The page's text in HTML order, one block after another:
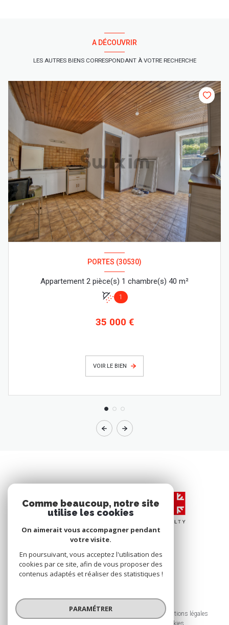
A DÉCOUVRIR
LES AUTRES BIENS CORRESPONDANT À VOTRE RECHERCHE
PORTES (30530)
Appartement 2 pièce(s) 1 chambre(s) 40 m²
1
35 000 €
VOIR LE BIEN
© 2026 | Tous droits réservés
Mentions légales
Comme beaucoup, notre site
utilise les cookies
On aimerait vous accompagner pendant
votre visite.
En poursuivant, vous acceptez l'utilisation des
cookies par ce site, afin de vous proposer des
contenus adaptés et réaliser des statistiques !
PARAMÉTRER